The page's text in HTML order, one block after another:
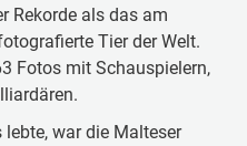
Rekorde als das am
Tier der Welt.
Fotos mit Schauspielern,
lebte, war die Malteser